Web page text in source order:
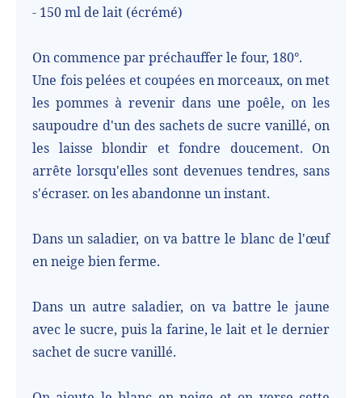
- 150 ml de lait (écrémé)
On commence par préchauffer le four, 180°.
Une fois pelées et coupées en morceaux, on met
les pommes à revenir dans une poêle, on les
saupoudre d'un des sachets de sucre vanillé, on
les laisse blondir et fondre doucement. On
arrête lorsqu'elles sont devenues tendres, sans
s'écraser. on les abandonne un instant.
Dans un saladier, on va battre le blanc de l'œuf
en neige bien ferme.
Dans un autre saladier, on va battre le jaune
avec le sucre, puis la farine, le lait et le dernier
sachet de sucre vanillé.